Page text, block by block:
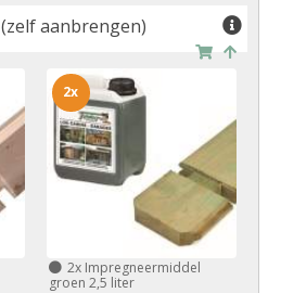
(zelf aanbrengen)
2xImpregneermiddel
groen 2,5 liter
2x